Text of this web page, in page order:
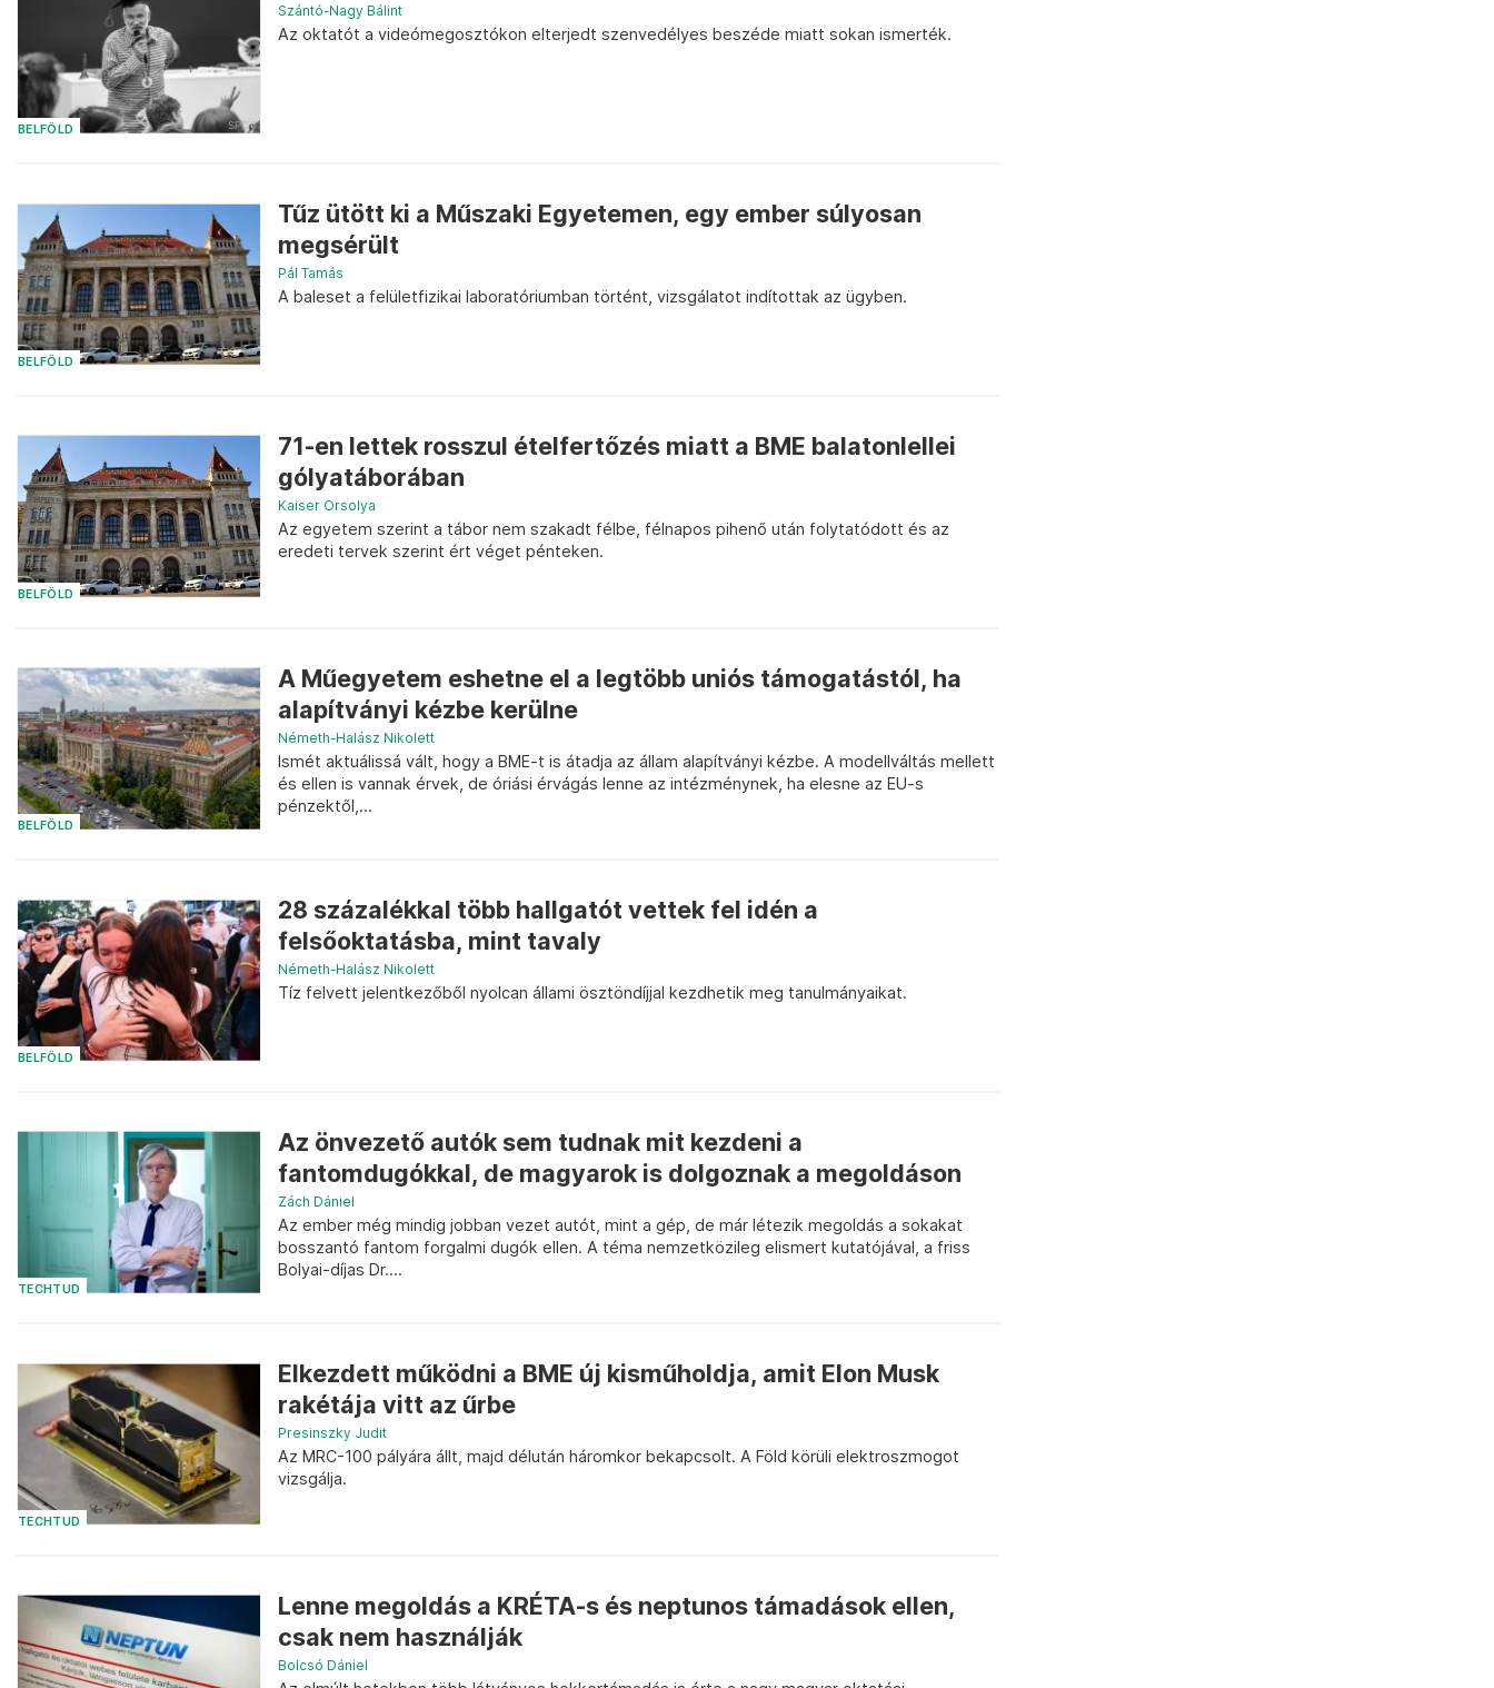
BELFÖLD
Szántó-Nagy Bálint
Az oktatót a videómegosztókon elterjedt szenvedélyes beszéde miatt sokan ismerték.
BELFÖLD
Tűz ütött ki a Műszaki Egyetemen, egy ember súlyosan
megsérült
Pál Tamás
A baleset a felületfizikai laboratóriumban történt, vizsgálatot indítottak az ügyben.
BELFÖLD
71-en lettek rosszul ételfertőzés miatt a BME balatonlellei
gólyatáborában
Kaiser Orsolya
Az egyetem szerint a tábor nem szakadt félbe, félnapos pihenő után folytatódott és az
eredeti tervek szerint ért véget pénteken.
BELFÖLD
A Műegyetem eshetne el a legtöbb uniós támogatástól, ha
alapítványi kézbe kerülne
Németh-Halász Nikolett
Ismét aktuálissá vált, hogy a BME-t is átadja az állam alapítványi kézbe. A modellváltás mellett
és ellen is vannak érvek, de óriási érvágás lenne az intézménynek, ha elesne az EU-s
pénzektől,...
BELFÖLD
28 százalékkal több hallgatót vettek fel idén a
felsőoktatásba, mint tavaly
Németh-Halász Nikolett
Tíz felvett jelentkezőből nyolcan állami ösztöndíjjal kezdhetik meg tanulmányaikat.
TECHTUD
Az önvezető autók sem tudnak mit kezdeni a
fantomdugókkal, de magyarok is dolgoznak a megoldáson
Zách Dániel
Az ember még mindig jobban vezet autót, mint a gép, de már létezik megoldás a sokakat
bosszantó fantom forgalmi dugók ellen. A téma nemzetközileg elismert kutatójával, a friss
Bolyai-díjas Dr....
TECHTUD
Elkezdett működni a BME új kisműholdja, amit Elon Musk
rakétája vitt az űrbe
Presinszky Judit
Az MRC-100 pályára állt, majd délután háromkor bekapcsolt. A Föld körüli elektroszmogot
vizsgálja.
Lenne megoldás a KRÉTA-s és neptunos támadások ellen,
csak nem használják
Bolcsó Dániel